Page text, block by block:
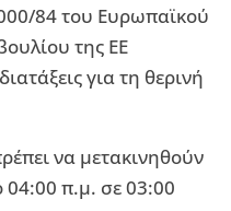
84 του Ευρωπαϊκού
της EE
για τη θερινή
να μετακινηθούν
π.μ. σε 03:00